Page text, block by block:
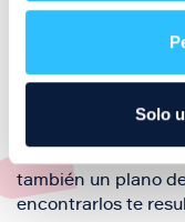
Solo
también de
tu visita.
El este directorio
también un plano
encontrarlos te